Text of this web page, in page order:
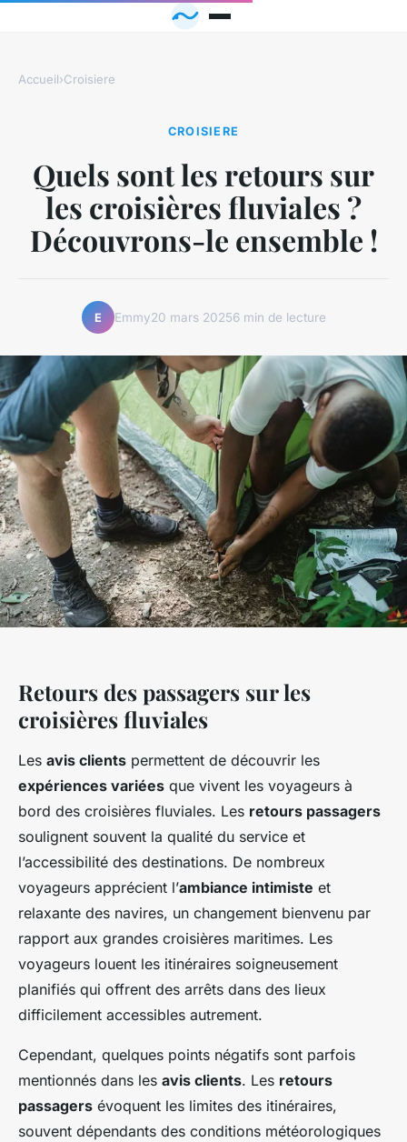
Accueil›Croisiere
CROISIERE
Quels sont les retours sur
les croisières fluviales ?
Découvrons-le ensemble !
E Emmy20 mars 20256 min de lecture
Retours des passagers sur les
croisières fluviales
Les avis clients permettent de découvrir les
expériences variées que vivent les voyageurs à
bord des croisières fluviales. Les retours passagers
soulignent souvent la qualité du service et
l’accessibilité des destinations. De nombreux
voyageurs apprécient l’ambiance intimiste et
relaxante des navires, un changement bienvenu par
rapport aux grandes croisières maritimes. Les
voyageurs louent les itinéraires soigneusement
planifiés qui offrent des arrêts dans des lieux
difficilement accessibles autrement.
Cependant, quelques points négatifs sont parfois
mentionnés dans les avis clients. Les retours
passagers évoquent les limites des itinéraires,
souvent dépendants des conditions météorologiques